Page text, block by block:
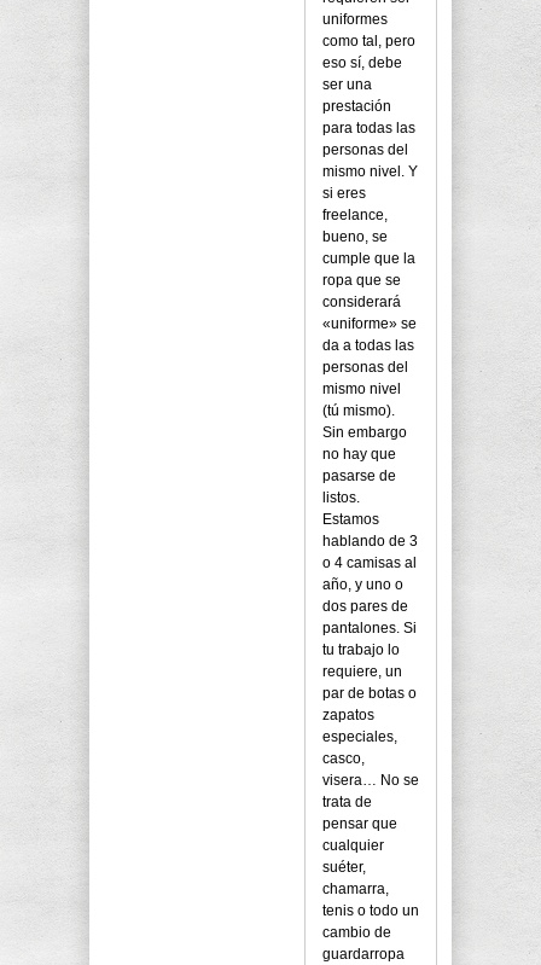
uniformes
como tal, pero
eso sí, debe
ser una
prestación
para todas las
personas del
mismo nivel. Y
si eres
freelance,
bueno, se
cumple que la
ropa que se
considerará
«uniforme» se
da a todas las
personas del
mismo nivel
(tú mismo).
Sin embargo
no hay que
pasarse de
listos.
Estamos
hablando de 3
o 4 camisas al
año, y uno o
dos pares de
pantalones. Si
tu trabajo lo
requiere, un
par de botas o
zapatos
especiales,
casco,
visera… No se
trata de
pensar que
cualquier
suéter,
chamarra,
tenis o todo un
cambio de
guardarropa